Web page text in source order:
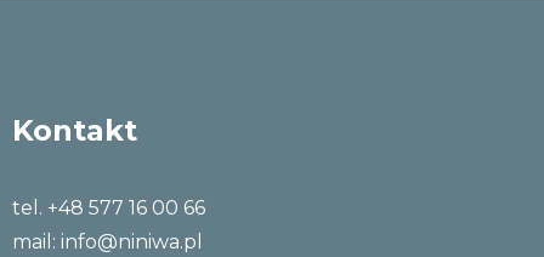
Kontakt
tel. +48 577 16 00 66
mail: info@niniwa.pl